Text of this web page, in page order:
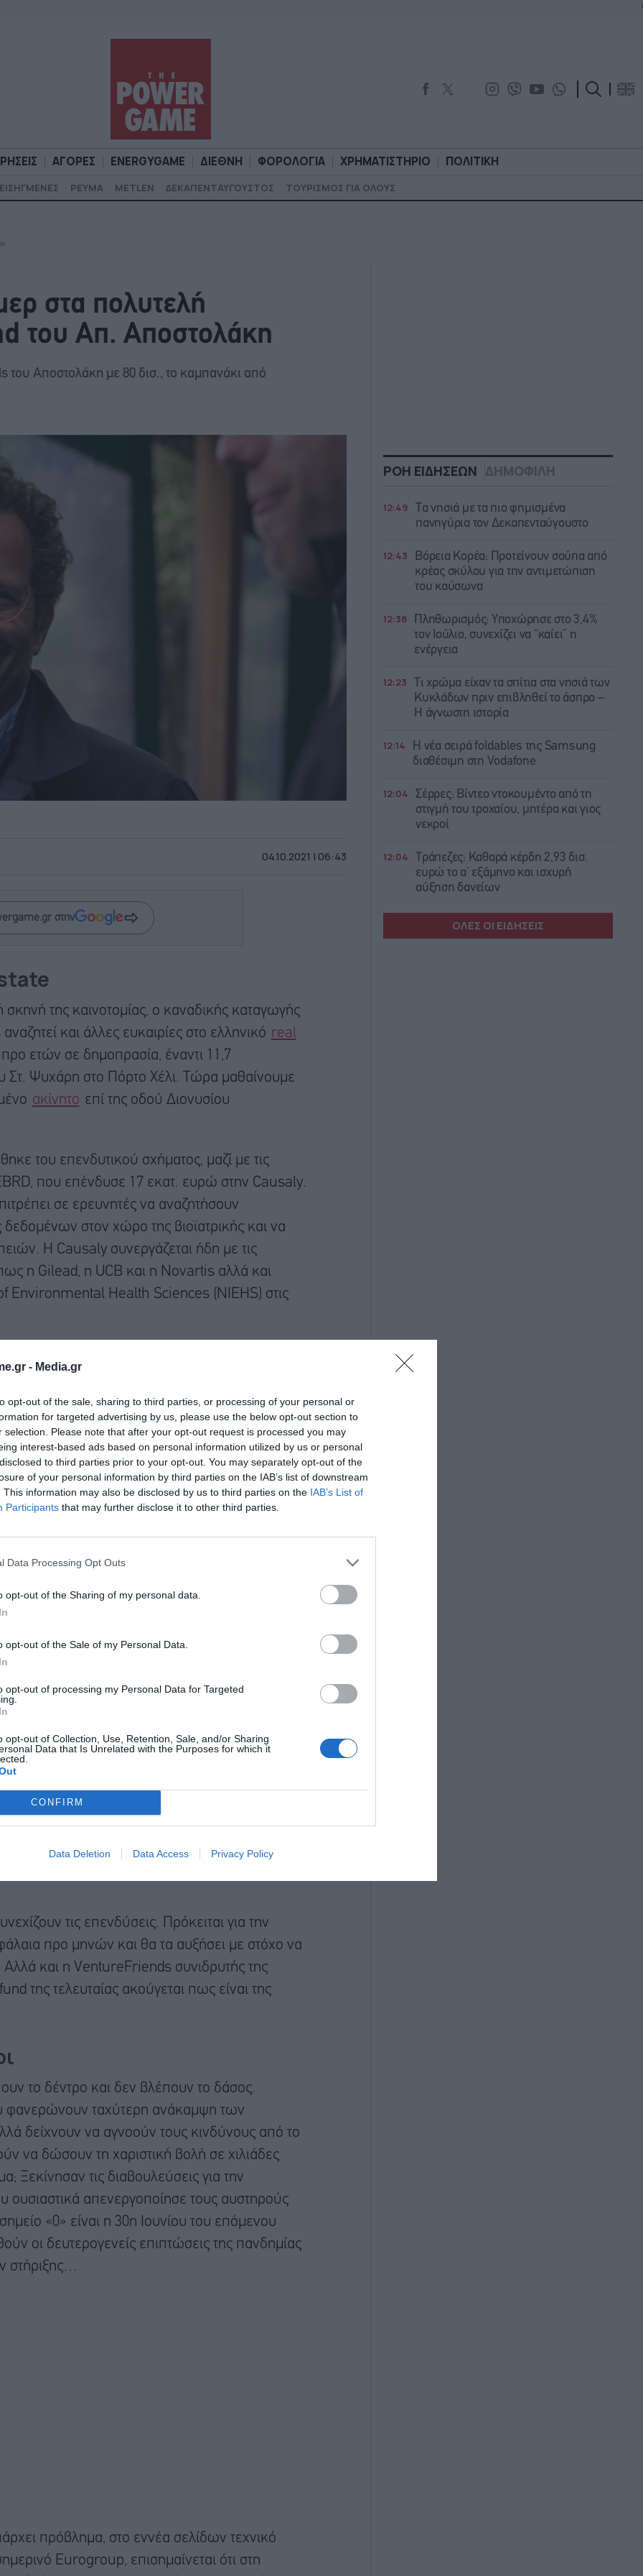
- Media.gr
opt-out of the sale, sharing to third parties, or processing of your personal or
for targeted advertising by us, please use the below opt-out section to
selection. Please note that after your opt-out request is processed you may
interest-based ads based on personal information utilized by us or personal
to third parties prior to your opt-out. You may separately opt-out of the
of your personal information by third parties on the IAB’s list of downstream
This information may also be disclosed by us to third parties on the IAB’s List of
Participants that may further disclose it to other third parties.
Data Processing Opt Outs
opt-out of the Sharing of my personal data.
opt-out of the Sale of my Personal Data.
opt-out of processing my Personal Data for Targeted
opt-out of Collection, Use, Retention, Sale, and/or Sharing
Data that Is Unrelated with the Purposes for which it
CONFIRM
Data Deletion Data Access Privacy Policy
ΑΓΟΡΕΣ ENERGYGAME ΔΙΕΘΝΗ ΦΟΡΟΛΟΓΙΑ ΧΡΗΜΑΤΙΣΤΗΡΙΟ ΠΟΛΙΤΙΚΗ
ΕΙΣΗΓΜΕΝΕΣ ΡΕΥΜΑ METLEN ΔΕΚΑΠΕΝΤΑΥΓΟΥΣΤΟΣ ΤΟΥΡΙΣΜΟΣ ΓΙΑ ΟΛΟΥΣ
στα πολυτελή
του Απ. Αποστολάκη
Αποστολάκη με 80 δισ., το καμπανάκι από
04.10.2021 | 06:43
στην
σκηνή της καινοτομίας, ο καναδικής καταγωγής
και άλλες ευκαιρίες στο ελληνικό real
ετών σε δημοπρασία, έναντι 11,7
Ψυχάρη στο Πόρτο Χέλι. Τώρα μαθαίνουμε
ακίνητο επί της οδού Διονυσίου
του επενδυτικού σχήματος, μαζί με τις
που επένδυσε 17 εκατ. ευρώ στην Causaly.
σε ερευνητές να αναζητήσουν
στον χώρο της βιοϊατρικής και να
Η Causaly συνεργάζεται ήδη με τις
η Gilead, η UCB και η Novartis αλλά και
Environmental Health Sciences (NIEHS) στις
Equifund…
επενδυτικούς ομίλους
(venture capital /
αγορά με στόχο τον εντοπισμό καινοτόμων
κ.λπ. Στελέχη επενδυτικών εταιρειών
κεφαλαίων που είχαν πάρει οι περισσότεροι
από το Equifund, η αγορά βρίσκεται σε
τις επενδύσεις. Πρόκειται για την
προ μηνών και θα τα αυξήσει με στόχο να
και η VentureFriends συνιδρυτής της
της τελευταίας ακούγεται πως είναι της
το δέντρο και δεν βλέπουν το δάσος.
φανερώνουν ταχύτερη ανάκαμψη των
δείχνουν να αγνοούν τους κινδύνους από το
να δώσουν τη χαριστική βολή σε χιλιάδες
Ξεκίνησαν τις διαβουλεύσεις για την
απενεργοποίησε τους αυστηρούς
«0» είναι η 30η Ιουνίου του επόμενου
οι δευτερογενείς επιπτώσεις της πανδημίας
στήριξης…
πρόβλημα, στο εννέα σελίδων τεχνικό
Eurogroup, επισημαίνεται ότι στη
ΡΟΗ ΕΙΔΗΣΕΩΝ ΔΗΜΟΦΙΛΗ
12:49
Τα νησιά με τα πιο φημισμένα
πανηγύρια τον Δεκαπενταύγουστο
12:43
Βόρεια Κορέα: Προτείνουν σούπα από
κρέας σκύλου για την αντιμετώπιση
του καύσωνα
12:38
Πληθωρισμός: Υποχώρησε στο 3,4%
τον Ιούλιο, συνεχίζει να “καίει” η
ενέργεια
12:23
Τι χρώμα είχαν τα σπίτια στα νησιά των
Κυκλάδων πριν επιβληθεί το άσπρο –
Η άγνωστη ιστορία
12:14
Η νέα σειρά foldables της Samsung
διαθέσιμη στη Vodafone
12:04
Σέρρες: Βίντεο ντοκουμέντο από τη
στιγμή του τροχαίου, μητέρα και γιος
νεκροί
12:04
Τράπεζες: Καθαρά κέρδη 2,93 δισ.
ευρώ το α’ εξάμηνο και ισχυρή
αύξηση δανείων
ΟΛΕΣ ΟΙ ΕΙΔΗΣΕΙΣ